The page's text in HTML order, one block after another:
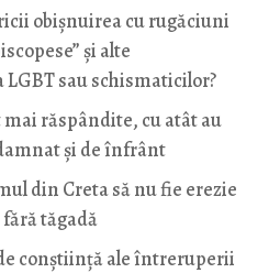
obișnuirea cu rugăciuni
și alte
sau schismaticilor?
mai răspândite, cu atât au
și de înfrânt
din Creta să nu fie erezie
tăgadă
conștiință ale întreruperii